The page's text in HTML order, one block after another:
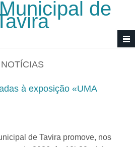
de
NOTÍCIAS
à exposição «UMA
de Tavira promove, nos